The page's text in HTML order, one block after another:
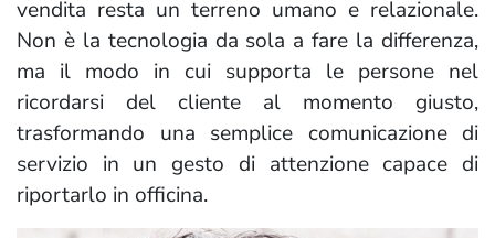
vendita resta un terreno umano e relazionale.
Non è la tecnologia da sola a fare la differenza,
ma il modo in cui supporta le persone nel
ricordarsi del cliente al momento giusto,
trasformando una semplice comunicazione di
servizio in un gesto di attenzione capace di
riportarlo in officina.